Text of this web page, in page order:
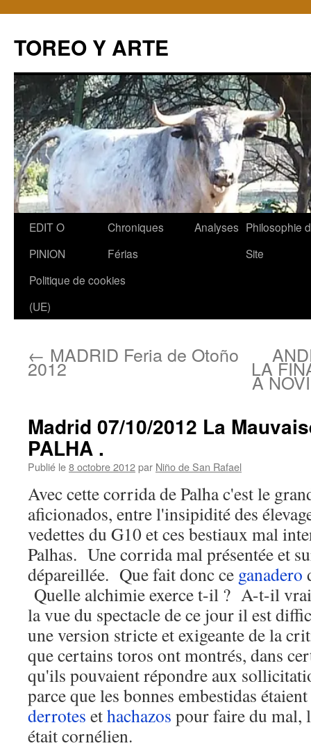
TOREO Y ARTE
Aller
contenu
EDIT O
PINION
Chroniques
Férias
Analyses Philosophie
Site
Politique de cookies
(UE)
← MADRID Feria de Otoño
2012 LA
A
Madrid 07/10/2012 La
PALHA .
Publié le8 octobre 2012par Niño de San Rafael
Avec cette corrida de Palha c'est le
aficionados, entre l'insipidité des
vedettes du G10 et ces bestiaux mal
Palhas. Une corrida mal présentée et
dépareillée. Que fait donc ce ganadero
Quelle alchimie exerce t-il ? A-t-il
la vue du spectacle de ce jour il est
une version stricte et exigeante de la
que certains toros ont montrés, dans
qu'ils pouvaient répondre aux
parce que les bonnes embestidas
derrotes ethachazos pour faire du mal,
était cornélien.